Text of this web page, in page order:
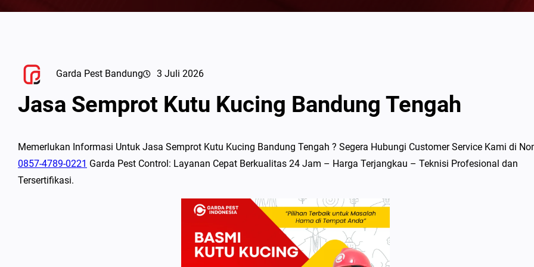
Garda Pest Bandung 3 Juli 2026
Jasa Semprot Kutu Kucing Bandung Tengah
Memerlukan Informasi Untuk Jasa Semprot Kutu Kucing Bandung Tengah ? Segera Hubungi Customer Service Kami di
0857-4789-0221 Garda Pest Control: Layanan Cepat Berkualitas 24 Jam – Harga Terjangkau – Teknisi Profesional dan
Tersertifikasi.